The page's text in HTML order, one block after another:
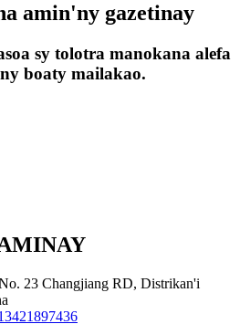
amin'ny gazetinay
sy tolotra manokana alefa
boaty mailakao.
23 Changjiang RD, Distrikan'i